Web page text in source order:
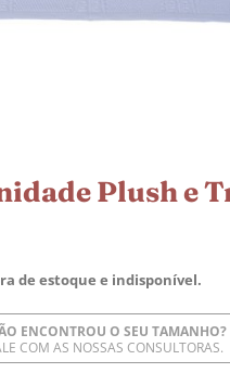
Plush e
de estoque e indisponível.
ENCONTROU O SEU TAMANHO?
COM AS NOSSAS CONSULTORAS.